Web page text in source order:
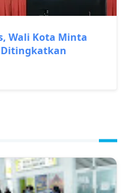
Wali Kota Minta